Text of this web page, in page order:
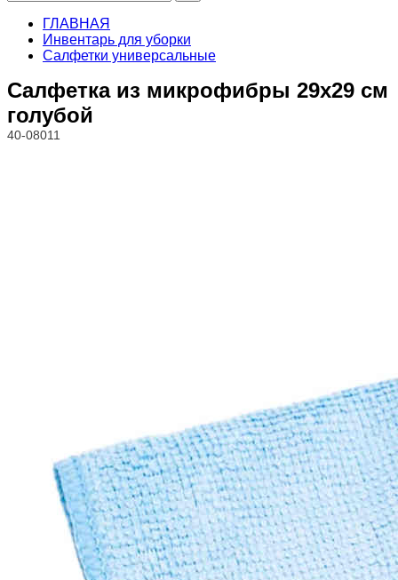
ГЛАВНАЯ
Инвентарь для уборки
Салфетки универсальные
Салфетка из микрофибры 29х29 см
голубой
40-08011